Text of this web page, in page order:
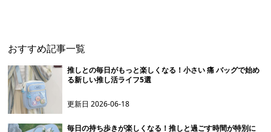
おすすめ記事一覧
推しとの毎日がもっと楽しくなる！小さい 痛 バッグで始め
る新しい推し活ライフ5選
更新日2026-06-18
毎日の持ち歩きが楽しくなる！推しと過ごす時間が特別に